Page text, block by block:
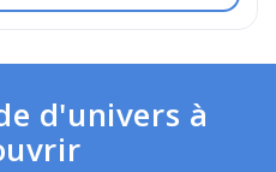
d'univers à